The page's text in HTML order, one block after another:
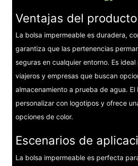
Ventajas del producto
La bolsa impermeable es duradera,
garantiza que las pertenencias
seguras en cualquier entorno. Es
viajeros y empresas que buscan
almacenamiento a prueba de agua. El
personalizar con logotipos y ofrece
opciones de color.
Escenarios de
La bolsa impermeable es perfecta